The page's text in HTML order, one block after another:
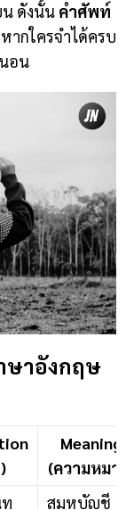
น ดังนั้น คำศัพท์
ากใครจำได้ครบ
อน
ษาอังกฤษ
Meaning
(ความหมาย)
สมุหบัญชี